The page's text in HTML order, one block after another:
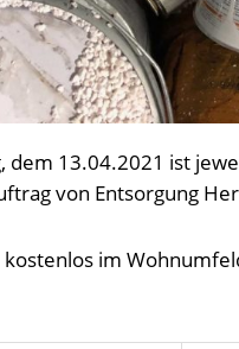
dem 13.04.2021 ist
von Entsorgung
im